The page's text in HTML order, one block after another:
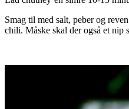
Smag til med salt, peber og
chili. Måske skal der også et nip